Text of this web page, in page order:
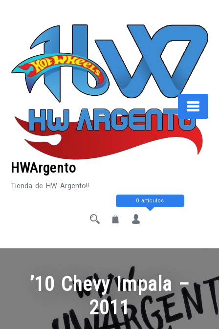
HWArgento
Tienda de HW Argento!!
0 artículos
’10 Chevy Impala –
2011